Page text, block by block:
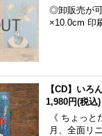
◎卸販売が
×10.0cm 印
【CD】い
1,980円(税込)
《 ちょっ
月、全面リ